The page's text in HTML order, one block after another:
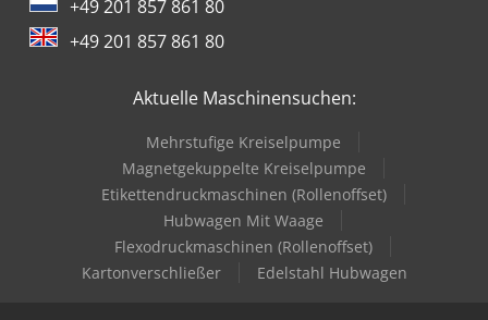
+49 201 857 861 80
+49 201 857 861 80
Aktuelle Maschinensuchen:
Mehrstufige Kreiselpumpe
Magnetgekuppelte Kreiselpumpe
Etikettendruckmaschinen (Rollenoffset)
Hubwagen Mit Waage
Flexodruckmaschinen (Rollenoffset)
Kartonverschließer
Edelstahl Hubwagen